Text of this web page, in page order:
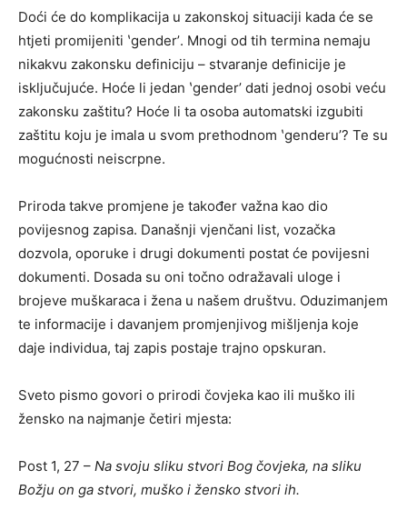
Doći će do komplikacija u zakonskoj situaciji kada će se
htjeti promijeniti ʽgenderʼ. Mnogi od tih termina nemaju
nikakvu zakonsku definiciju – stvaranje definicije je
isključujuće. Hoće li jedan ʽgenderʼ dati jednoj osobi veću
zakonsku zaštitu? Hoće li ta osoba automatski izgubiti
zaštitu koju je imala u svom prethodnom ʽgenderuʼ? Te su
mogućnosti neiscrpne.
Priroda takve promjene je također važna kao dio
povijesnog zapisa. Današnji vjenčani list, vozačka
dozvola, oporuke i drugi dokumenti postat će povijesni
dokumenti. Dosada su oni točno odražavali uloge i
brojeve muškaraca i žena u našem društvu. Oduzimanjem
te informacije i davanjem promjenjivog mišljenja koje
daje individua, taj zapis postaje trajno opskuran.
Sveto pismo govori o prirodi čovjeka kao ili muško ili
žensko na najmanje četiri mjesta:
Post 1, 27 – Na svoju sliku stvori Bog čovjeka, na sliku
Božju on ga stvori, muško i žensko stvori ih.